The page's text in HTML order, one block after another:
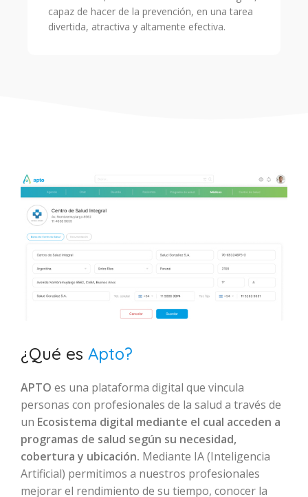
capaz de hacer de la prevención, en una tarea
divertida, atractiva y altamente efectiva.
¿Qué es Apto?
APTO es una plataforma digital que vincula
personas con profesionales de la salud a través de
un Ecosistema digital mediante el cual acceden a
programas de salud según su necesidad,
cobertura y ubicación. Mediante IA (Inteligencia
Artificial) permitimos a nuestros profesionales
mejorar el rendimiento de su tiempo, conocer la